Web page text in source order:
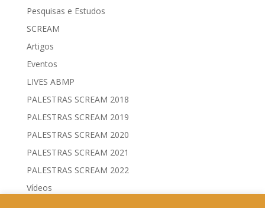
Pesquisas e Estudos
SCREAM
Artigos
Eventos
LIVES ABMP
PALESTRAS SCREAM 2018
PALESTRAS SCREAM 2019
PALESTRAS SCREAM 2020
PALESTRAS SCREAM 2021
PALESTRAS SCREAM 2022
Vídeos